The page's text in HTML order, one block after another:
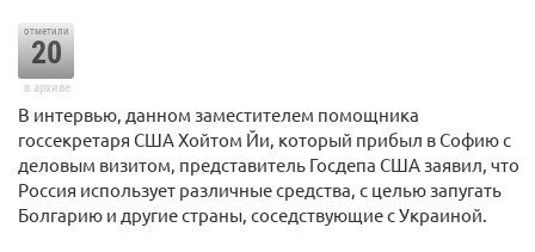
отметили
20
в архиве
В интервью, данном заместителем помощника
госсекретаря США Хойтом Йи, который прибыл в Софию с
деловым визитом, представитель Госдепа США заявил, что
Россия использует различные средства, с целью запугать
Болгарию и другие страны, соседствующие с Украиной.